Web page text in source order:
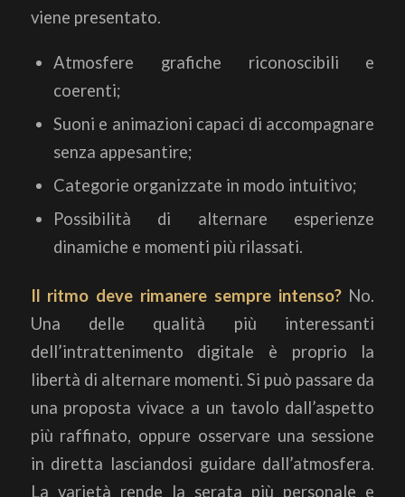
viene presentato.
Atmosfere grafiche riconoscibili e
coerenti;
Suoni e animazioni capaci di accompagnare
senza appesantire;
Categorie organizzate in modo intuitivo;
Possibilità di alternare esperienze
dinamiche e momenti più rilassati.
Il ritmo deve rimanere sempre intenso?No.
Una delle qualità più interessanti
dell’intrattenimento digitale è proprio la
libertà di alternare momenti. Si può passare da
una proposta vivace a un tavolo dall’aspetto
più raffinato, oppure osservare una sessione
in diretta lasciandosi guidare dall’atmosfera.
La varietà rende la serata più personale e